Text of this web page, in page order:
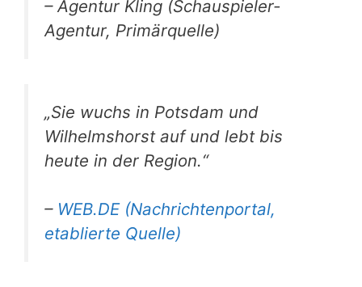
– Agentur Kling (Schauspieler-
Agentur, Primärquelle)
„Sie wuchs in Potsdam und
Wilhelmshorst auf und lebt bis
heute in der Region.“
– WEB.DE (Nachrichtenportal,
etablierte Quelle)